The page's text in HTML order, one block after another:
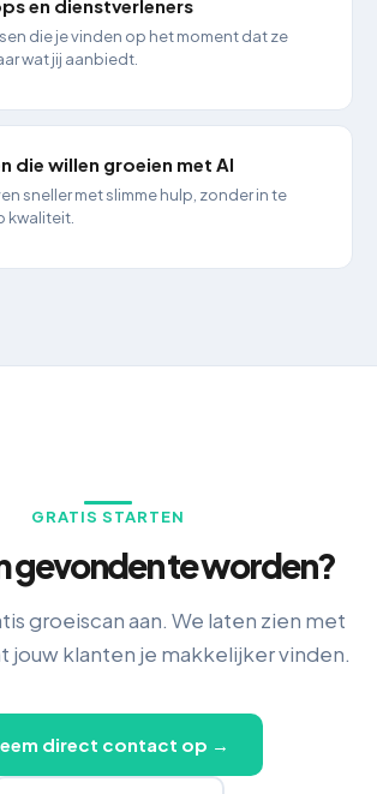
en dienstverleners
die je vinden op het moment dat ze
wat jij aanbiedt.
die willen groeien met AI
sneller met slimme hulp, zonder in te
kwaliteit.
GRATIS STARTEN
gevonden te worden?
groeiscan aan. We laten zien met
jouw klanten je makkelijker vinden.
direct contact op →